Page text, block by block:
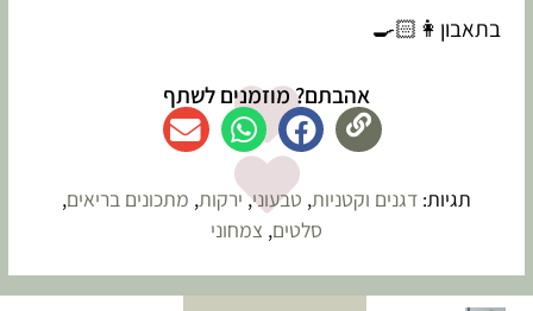
בתאבון👩🏻‍🍳
אהבתם? מוזמנים לשתף
תגיות: דגנים וקטניות, טבעוני,ירקות, מתכונים בריאים,
סלטים, צמחוני